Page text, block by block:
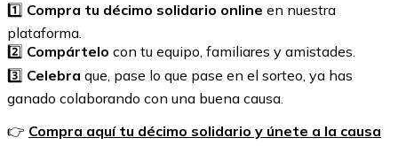
1️⃣ Compra tu décimo solidario online en nuestra
plataforma.
2️⃣ Compártelo con tu equipo, familiares y amistades.
3️⃣ Celebra que, pase lo que pase en el sorteo, ya has
ganado colaborando con una buena causa.
👉 Compra aquí tu décimo solidario y únete a la causa